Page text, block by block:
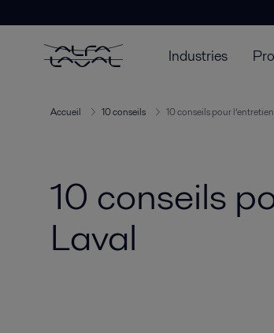
Industries
Accueil 10 conseils 10 conseils pour
10 conseils
Laval